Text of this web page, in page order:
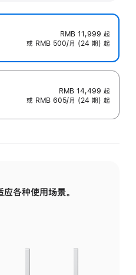
RMB 11,999 起
或 RMB 500/月 (24 期) 起
RMB 14,499 起
或 RMB 605/月 (24 期) 起
应各种使用场景。